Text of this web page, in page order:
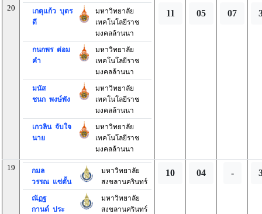
20
เกตุแก้ว บุตร
ดี
มหาวิทยาลัย
เทคโนโลยีราช
มงคลล้านนา
กนกพร ต่อม
คำ
มหาวิทยาลัย
เทคโนโลยีราช
มงคลล้านนา
มนัส
ชนก พงษ์พัง
มหาวิทยาลัย
เทคโนโลยีราช
มงคลล้านนา
เกวลิน จับใจ
นาย
มหาวิทยาลัย
เทคโนโลยีราช
มงคลล้านนา
11 05 07
19
กมล
วรรณ แซ่ตั้น
มหาวิทยาลัย
สงขลานครินทร์
ณัฏฐ
กานต์ ประ
มหาวิทยาลัย
สงขลานครินทร์
10 04 -